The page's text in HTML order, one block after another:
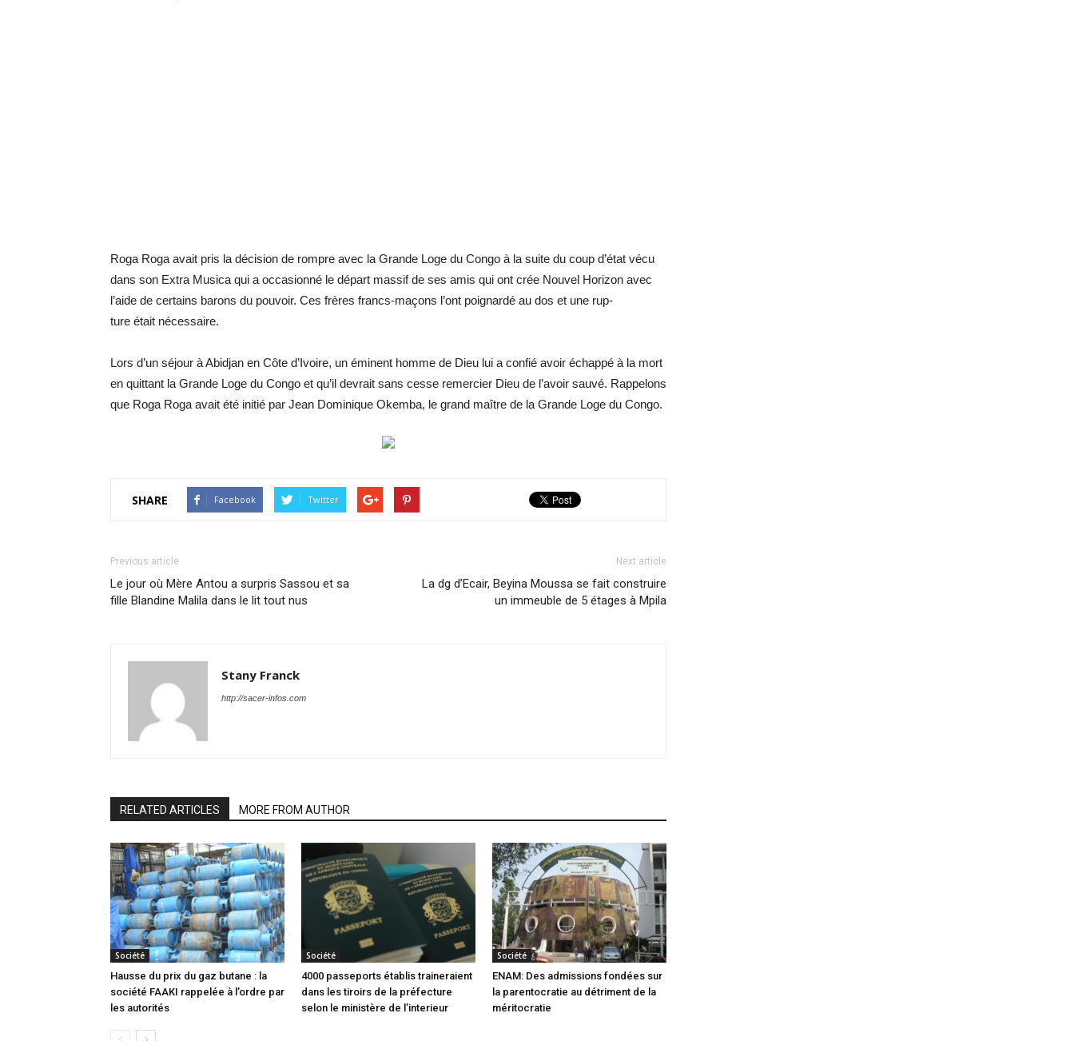
Roga Roga avait pris la dé­ci­sion de rompre avec la Grande Loge du Congo à la suite du coup d’état vécu
dans son Ex­tra Mu­sica qui a oc­ca­sionné le dé­part mas­sif de ses amis qui ont crée Nou­vel Ho­ri­zon avec
l’aide de cer­tains ba­rons du pou­voir. Ces frères francs-ma­çons l’ont poi­gnardé au dos et une rup­
ture était né­ces­saire.
Lors d’un sé­jour à Abid­jan en Côte d’Ivoire, un émi­nent homme de Dieu lui a confié avoir échappé à la mort
en quit­tant la Grande Loge du Congo et qu’il de­vrait sans cesse re­mer­cier Dieu de l’avoir sauvé. Rap­pe­lons
que Roga Roga avait été ini­tié par Jean Do­mi­nique Okemba, le grand maître de la Grande Loge du Congo.
SHARE Facebook Twitter
Previous article
Le jour où Mère Antou a surpris Sassou et sa
fille Blandine Malila dans le lit tout nus
Next article
La dg d’Ecair, Beyina Moussa se fait construire
un im­meuble de 5 étages à Mpila
Stany Franck
http://sacer-infos.com
RELATED ARTICLES MORE FROM AUTHOR
Société
Hausse du prix du gaz butane : la
société FAAKI rappelée à l’ordre par
les autorités
Société
4000 passeports établis traineraient
dans les tiroirs de la préfecture
selon le ministère de l’interieur
Société
ENAM: Des admissions fondées sur
la parentocratie au détriment de la
méritocratie